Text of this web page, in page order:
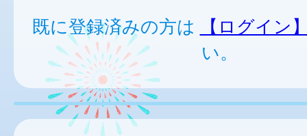
既に登録済みの方は
【ログイン
い。